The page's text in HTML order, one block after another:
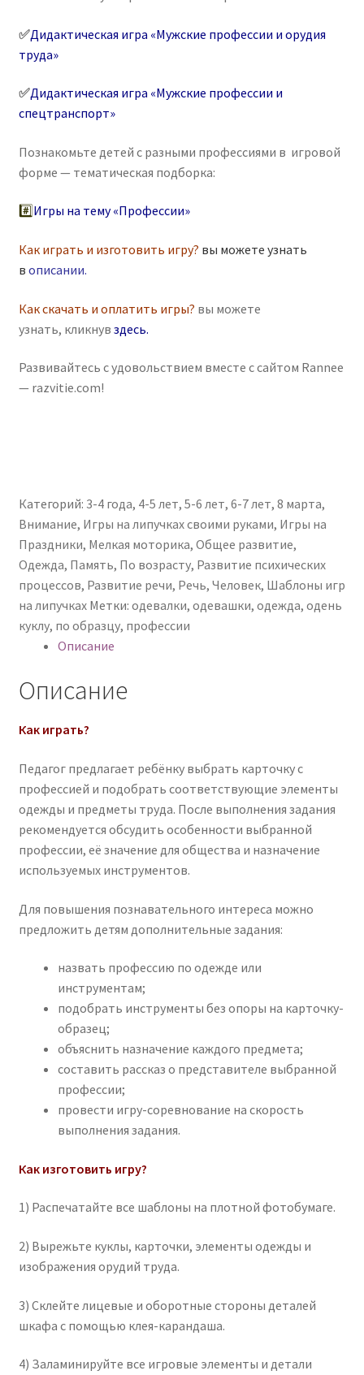
✅Дидактическая игра «Мужские профессии и орудия
труда»
✅Дидактическая игра «Мужские профессии и
спецтранспорт»
Познакомьте детей с разными профессиями в игровой
форме — тематическая подборка:
#️⃣Игры на тему «Профессии»
Как играть и изготовить игру? вы можете узнать
в описании.
Как скачать и оплатить игры? вы можете
узнать, кликнув здесь.
Развивайтесь с удовольствием вместе с сайтом Rannee
— razvitie.com!
Категорий: 3-4 года, 4-5 лет, 5-6 лет, 6-7 лет, 8 марта,
Внимание, Игры на липучках своими руками, Игры на
Праздники, Мелкая моторика, Общее развитие,
Одежда, Память, По возрасту, Развитие психических
процессов, Развитие речи, Речь, Человек, Шаблоны игр
на липучках Метки: одевалки, одевашки, одежда, одень
куклу, по образцу, профессии
Описание
Описание
Как играть?
Педагог предлагает ребёнку выбрать карточку с
профессией и подобрать соответствующие элементы
одежды и предметы труда. После выполнения задания
рекомендуется обсудить особенности выбранной
профессии, её значение для общества и назначение
используемых инструментов.
Для повышения познавательного интереса можно
предложить детям дополнительные задания:
назвать профессию по одежде или
инструментам;
подобрать инструменты без опоры на карточку-
образец;
объяснить назначение каждого предмета;
составить рассказ о представителе выбранной
профессии;
провести игру-соревнование на скорость
выполнения задания.
Как изготовить игру?
1) Распечатайте все шаблоны на плотной фотобумаге.
2) Вырежьте куклы, карточки, элементы одежды и
изображения орудий труда.
3) Склейте лицевые и оборотные стороны деталей
шкафа с помощью клея-карандаша.
4) Заламинируйте все игровые элементы и детали